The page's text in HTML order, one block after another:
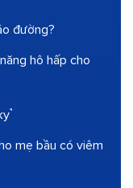
đường?
hô hấp cho
mẹ bầu có viêm